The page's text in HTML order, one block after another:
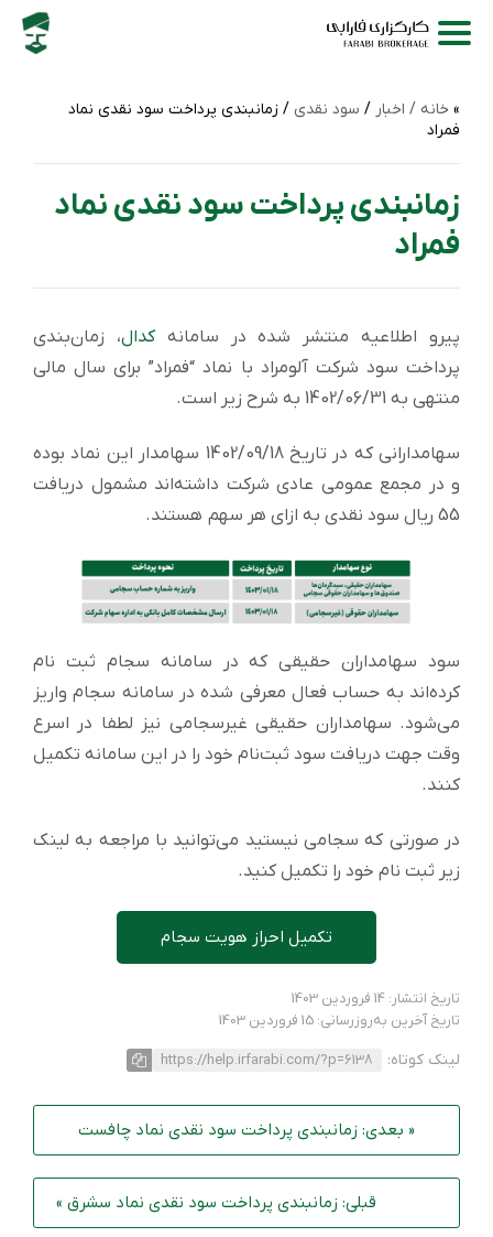
خانه / اخبار / سود نقدی / زمانبندی پرداخت سود نقدی نماد
فمراد
زمانبندی پرداخت سود نقدی نماد
فمراد
پیرو اطلاعیه منتشر شده در سامانه کدال، زمان‌بندی
پرداخت سود شركت آلومراد با نماد “فمراد” برای سال مالی
منتهی به 1402/06/31 به شرح زیر است.
سهامدارانی که در تاریخ 1402/09/18 سهامدار این نماد بوده
و در مجمع عمومی عادی شرکت داشته‌اند مشمول دریافت
55 ریال سود نقدی به ازای هر سهم هستند.
سود سهامداران حقیقی که در سامانه سجام ثبت نام
کرده‌اند به حساب فعال معرفی شده در سامانه سجام واریز
می‌شود. سهامداران حقیقی غیرسجامی نیز لطفا در اسرع
وقت جهت دریافت سود ثبت‌نام خود را در این سامانه تکمیل
کنند.
در صورتی که سجامی نیستید می‌توانید با مراجعه به لینک
زیر ثبت نام خود را تکمیل کنید.
تکمیل احراز هویت سجام
تاریخ انتشار: 14 فروردین 1403
تاریخ آخرین به‌روزرسانی: 15 فروردین 1403
لینک کوتاه: https://help.irfarabi.com/?p=6138
« بعدی: زمانبندی پرداخت سود نقدی نماد چافست
قبلی: زمانبندی پرداخت سود نقدی نماد سشرق »